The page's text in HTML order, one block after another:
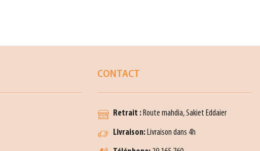
CONTACT
Retrait : Route mahdia, Sakiet Eddaier
Livraison: Livraison dans 4h